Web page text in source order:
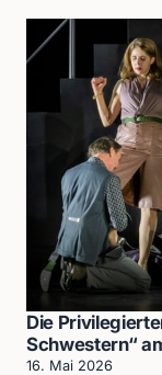
Die
Schwestern“
16. Mai 2026